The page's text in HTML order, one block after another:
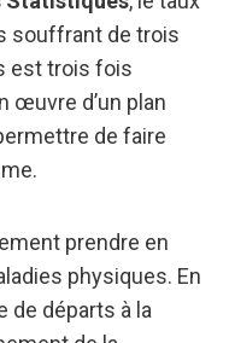
souffrant de trois
est trois fois
œuvre d’un plan
de faire
prendre en
physiques. En
de départs à la